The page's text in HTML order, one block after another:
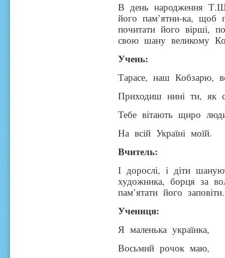
В день народження
його пам’ятни-ка, щоб
почитати його вірші,
свою шану великому
Учень:
Тарасе, наш Кобзарю,
Приходиш нині ти, як
Тебе вітають щиро
На всій Україні моїй.
Вчитель:
І дорослі, і діти
художника, борця за
пам’ятати його заповіти.
Учениця:
Я маленька українка,
Восьмий рочок маю,